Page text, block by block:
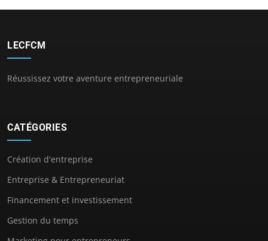
LECFCM
Réussissez votre aventure entrepreneuriale
CATÉGORIES
Création d'entreprise
Entreprise & Entrepreneuriat
Financement et investissement
Gestion du temps